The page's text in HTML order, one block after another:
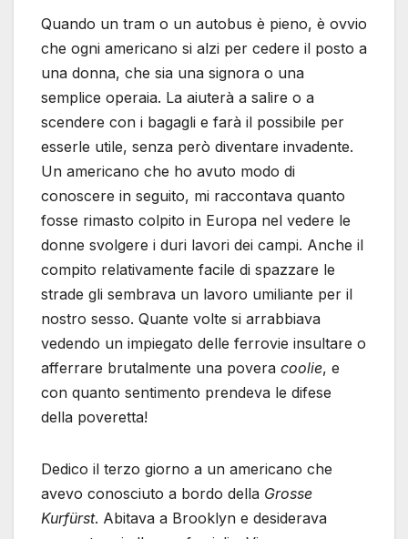
Quando un tram o un autobus è pieno, è ovvio
che ogni americano si alzi per cedere il posto a
una donna, che sia una signora o una
semplice operaia. La aiuterà a salire o a
scendere con i bagagli e farà il possibile per
esserle utile, senza però diventare invadente.
Un americano che ho avuto modo di
conoscere in seguito, mi raccontava quanto
fosse rimasto colpito in Europa nel vedere le
donne svolgere i duri lavori dei campi. Anche il
compito relativamente facile di spazzare le
strade gli sembrava un lavoro umiliante per il
nostro sesso. Quante volte si arrabbiava
vedendo un impiegato delle ferrovie insultare o
afferrare brutalmente una povera coolie, e
con quanto sentimento prendeva le difese
della poveretta!
Dedico il terzo giorno a un americano che
avevo conosciuto a bordo della Grosse
Kurfürst. Abitava a Brooklyn e desiderava